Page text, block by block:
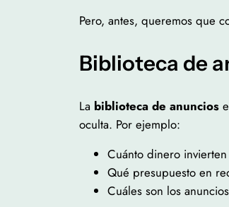
Pero, antes, queremos que
Biblioteca de
La biblioteca de anuncios
oculta. Por ejemplo:
Cuánto dinero
Qué presupuesto en
Cuáles son los